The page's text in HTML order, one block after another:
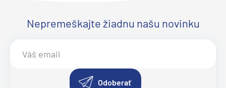
Nepremeškajte žiadnu našu novinku
Odoberať